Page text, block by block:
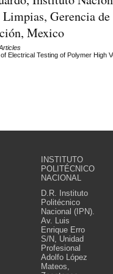
Gerencia de
Mexico
Electrical Testing of Polymer High
INSTITUTO
POLITÉCNICO
NACIONAL
D.R. Instituto
Politécnico
Nacional (IPN).
Av. Luis
Enrique Erro
S/N, Unidad
Profesional
Adolfo López
Mateos,